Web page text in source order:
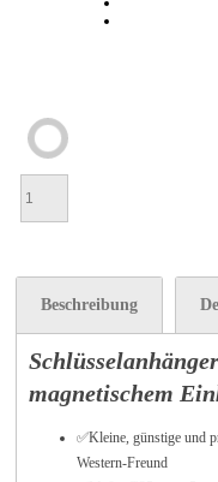
Beschreibung
magnetischem
✅Kleine, günstige und
Western-Freund